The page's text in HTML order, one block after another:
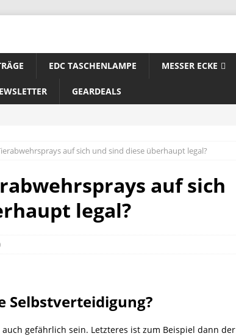
EDC TASCHENLAMPE MESSER ECKE
GEARDEALS
auf sich und sind diese überhaupt legal?
auf sich
legal?
Selbstverteidigung?
gefährlich sein. Letzteres ist zum Beispiel dann der